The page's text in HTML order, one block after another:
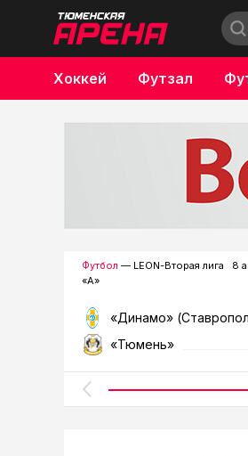
Хоккей Футзал
Бокс
Футбол — LEON-Вторая лига
«А»
8
«Динамо»
«Тюмень»